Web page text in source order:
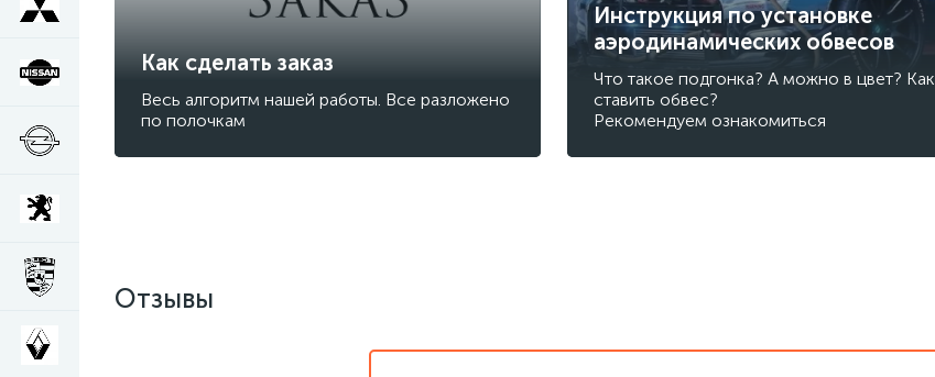
Как сделать заказ
Весь алгоритм нашей работы. Все разложено
по полочкам
Инструкция по установке
аэродинамических обвесов
Что такое подгонка? А можно в цвет? Как
ставить обвес?
Рекомендуем ознакомиться
Отзывы